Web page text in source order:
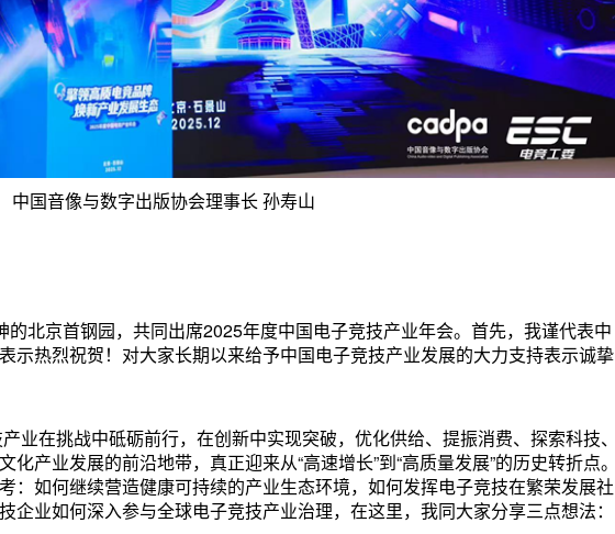
协会理事长 孙寿山
的北京首钢园，共同出席2025年度中国电子竞技产业年会。首先，我谨代表中
示热烈祝贺！对大家长期以来给予中国电子竞技产业发展的大力支持表示诚挚
业在挑战中砥砺前行，在创新中实现突破，优化供给、提振消费、探索科技、
产业发展的前沿地带，真正迎来从“高速增长”到“高质量发展”的历史转折点。
：如何继续营造健康可持续的产业生态环境，如何发挥电子竞技在繁荣发展社
企业如何深入参与全球电子竞技产业治理，在这里，我同大家分享三点想法：